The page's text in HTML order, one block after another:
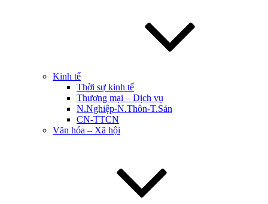
Kinh tế
Thời sự kinh tế
Thương mại – Dịch vụ
N.Nghiệp-N.Thôn-T.Sản
CN-TTCN
Văn hóa – Xã hội